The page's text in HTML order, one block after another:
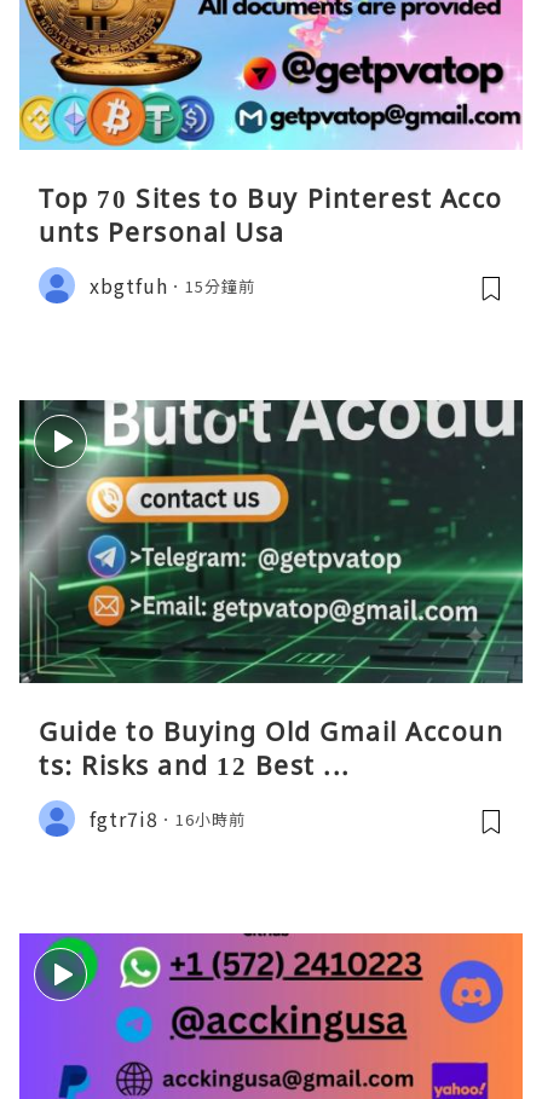
Top 70 Sites to Buy Pinterest Acco
unts Personal Usa
xbgtfuh 15分鐘前
Guide to Buying Old Gmail Accoun
ts: Risks and 12 Best ...
fgtr7i8 16小時前